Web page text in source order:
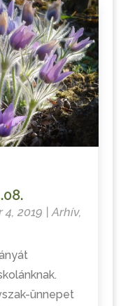
4, 2019 | Arhív,
ünnepet